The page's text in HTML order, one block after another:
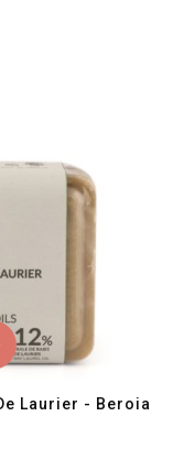
Laurier - Beroia